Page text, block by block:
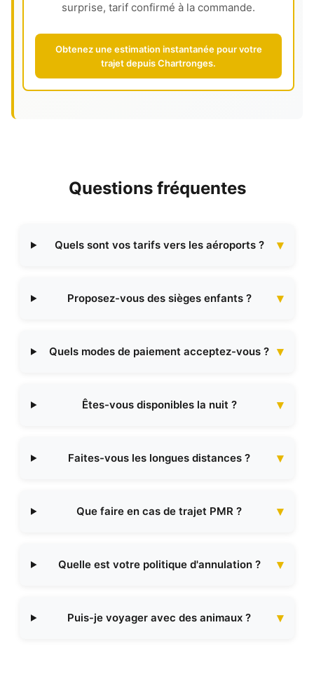
surprise, tarif confirmé à la commande.
Obtenez une estimation instantanée pour votre
trajet depuis Chartronges.
Questions fréquentes
Quels sont vos tarifs vers les aéroports ?
Proposez-vous des sièges enfants ?
Quels modes de paiement acceptez-vous ?
Êtes-vous disponibles la nuit ?
Faites-vous les longues distances ?
Que faire en cas de trajet PMR ?
Quelle est votre politique d'annulation ?
Puis-je voyager avec des animaux ?